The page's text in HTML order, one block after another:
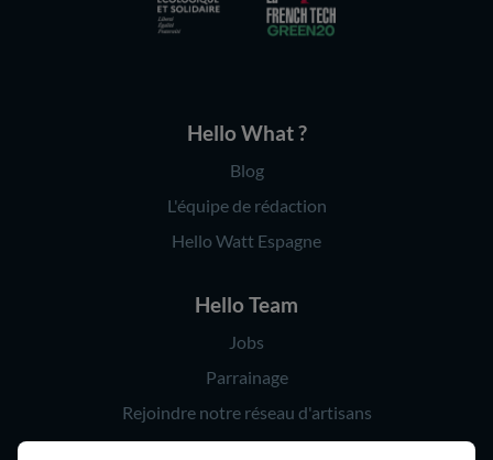
Hello What ?
Blog
L'équipe de rédaction
Hello Watt Espagne
Hello Team
Jobs
Parrainage
Rejoindre notre réseau d'artisans